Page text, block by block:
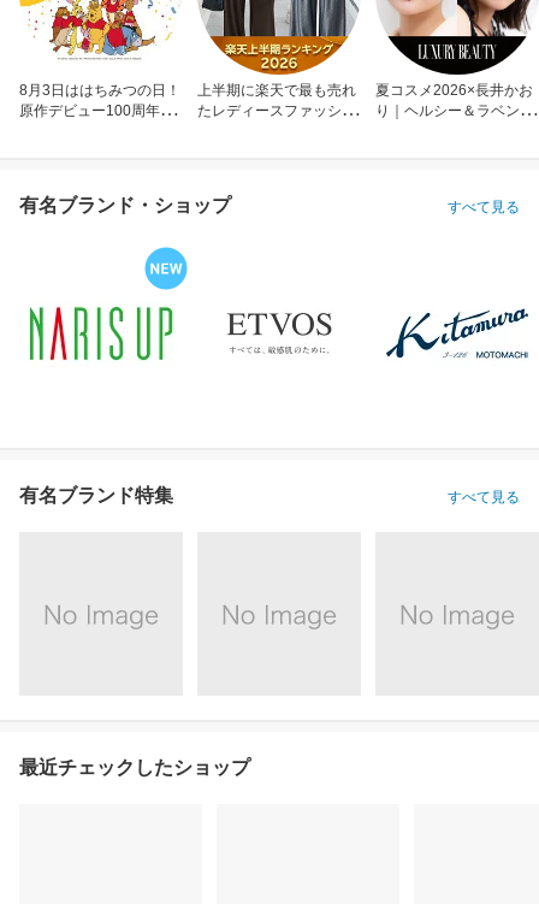
8月3日ははちみつの日！
原作デビュー100周年も
上半期に楽天で最も売れ
たレディースファッショ
夏コスメ2026×長井かお
り｜ヘルシー＆ラベンダ
有名ブランド・ショップ すべて見る
有名ブランド特集 すべて見る
最近チェックしたショップ